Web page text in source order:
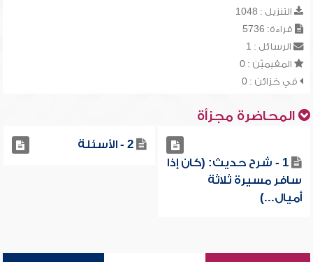
التنزيل : 1048
قراءة: 5736
الرسائل : 1
المقيميّن : 0
في خزائن : 0
المحاضرة مجزأة
1 - شرح حديث: (كان إذا
سافر مسيرة ثلاثة
أميال...)
2 - الأسئلة